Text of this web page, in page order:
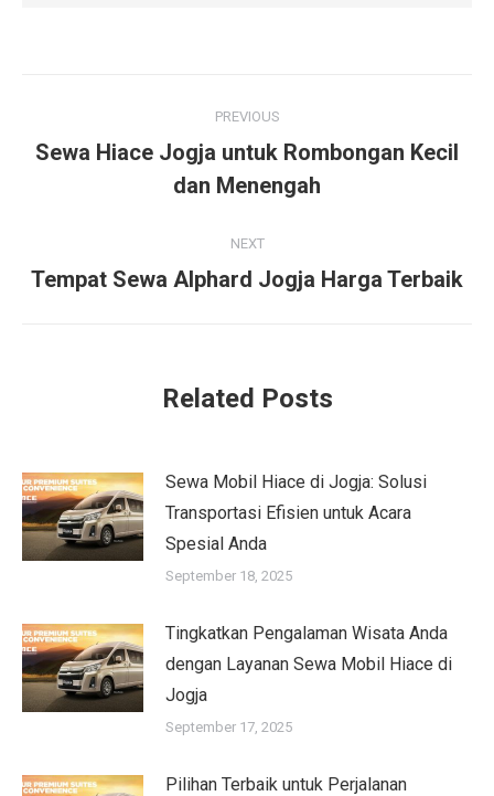
navigation
PREVIOUS
Previous
post:
Sewa Hiace Jogja untuk Rombongan Kecil
dan Menengah
NEXT
Next
Tempat Sewa Alphard Jogja Harga Terbaik
Related Posts
Sewa Mobil Hiace di Jogja: Solusi
Transportasi Efisien untuk Acara
Spesial Anda
September 18, 2025
Tingkatkan Pengalaman Wisata Anda
dengan Layanan Sewa Mobil Hiace di
Jogja
September 17, 2025
Pilihan Terbaik untuk Perjalanan